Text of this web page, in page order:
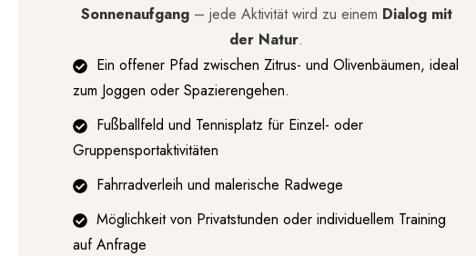
Sonnenaufgang– jede Aktivität wird zu einem Dialog mit
der Natur.
Ein offener Pfad zwischen Zitrus- und Olivenbäumen, ideal
zum Joggen oder Spazierengehen.
Fußballfeld und Tennisplatz für Einzel- oder
Gruppensportaktivitäten
Fahrradverleih und malerische Radwege
Möglichkeit von Privatstunden oder individuellem Training
auf Anfrage